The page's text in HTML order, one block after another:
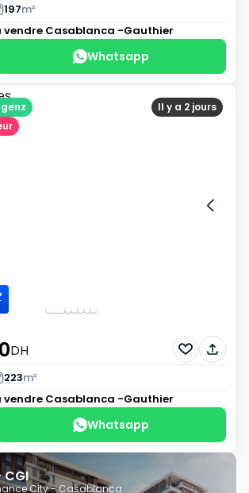
197m²
vendre Casablanca -Gauthier
Whatsapp
Il y a 2 jours
DH
223m²
vendre Casablanca -Gauthier
Whatsapp
CGI
City - Casablanca